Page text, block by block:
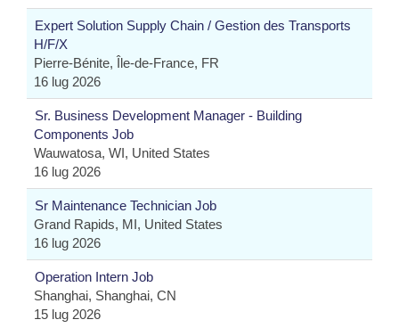
Expert Solution Supply Chain / Gestion des Transports
H/F/X
Pierre-Bénite, Île-de-France, FR
16 lug 2026
Sr. Business Development Manager - Building
Components Job
Wauwatosa, WI, United States
16 lug 2026
Sr Maintenance Technician Job
Grand Rapids, MI, United States
16 lug 2026
Operation Intern Job
Shanghai, Shanghai, CN
15 lug 2026